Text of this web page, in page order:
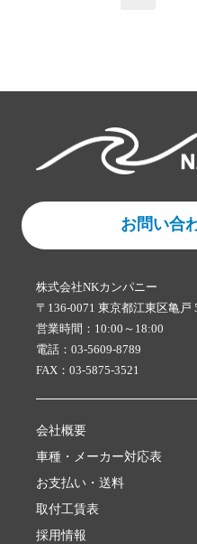
お問い合
株式会社NKカンパニー
〒136-0071 東京都江東区亀
営業時間：10:00～18:00
電話：03-5609-8789
FAX：03-5875-3521
会社概要
車種・メーカー対応表
お支払い・送料
取付工賃表
採用情報